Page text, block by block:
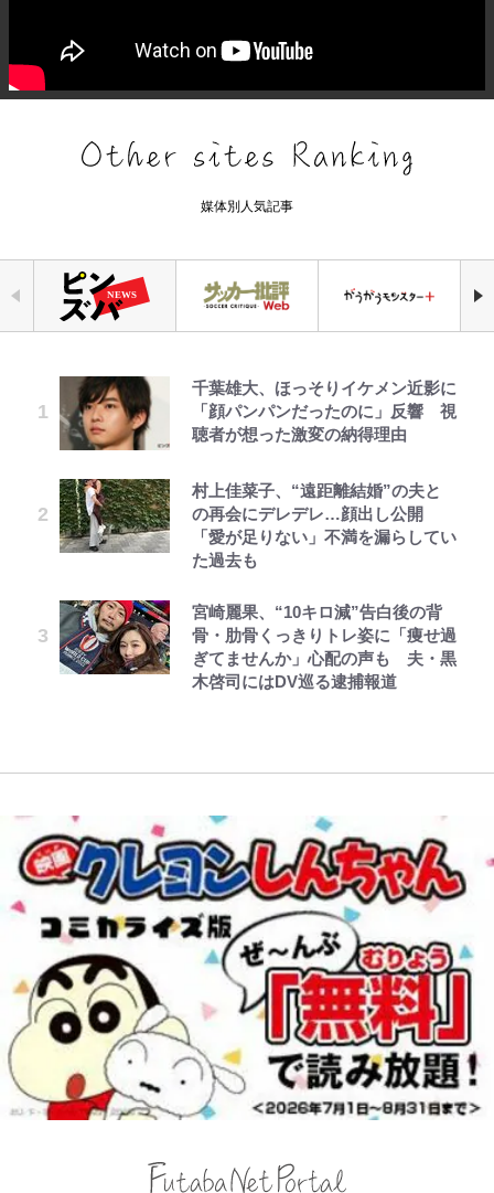
媒体別人気記事
千葉雄大、ほっそりイケメン近影に
「顔パンパンだったのに」反響 視
聴者が想った激変の納得理由
村上佳菜子、“遠距離結婚”の夫と
の再会にデレデレ…顔出し公開
「愛が足りない」不満を漏らしてい
た過去も
宮崎麗果、“10キロ減”告白後の背
骨・肋骨くっきりトレ姿に「痩せ過
ぎてませんか」心配の声も 夫・黒
木啓司にはDV巡る逮捕報道
｢なんじゃこりゃあああ！｣本田圭
佑の古巣ミラン、漆黒×蛍光レッド
の超絶クールな新サードユニに世界
ゃかっけえわ｣
｢最後の1枚…ワルぃゎ〜｣鈴木優磨
が激勝翌日に写真12枚投稿→渾身
1枚までの壮大なフリ｣｢知念くんの
ことどんだけ好きなんよｗ｣
｢知念さんを煽ってたのと同じ
儀正しいイケメンやな」
公式-ヒロインが来る前に妊娠しま
した~詰んだはずの悪役令嬢です
が、どうやら違うようです~ 第1話
公式-聖女じゃないと追放されたの
で、もふもふ従者(聖獣)とおにぎり
を握る 第53話(1)
辺境ライフ ~中年男が回復スキルに
覚醒して、英雄へ成り上がる~ 第82
話(1)
「自分の絵ごと、このジャンルはそ
ろそろ終わりかな」江口寿史が炎上
を経て樋口毅宏に語ったこと
1万円超えも「納得のクオリティ」
『この素晴らしい世界に祝福を！』
10万針以上の密度で再現された“め
ぐみん刺繍ワークシャツ”にファン
映画『ちいかわ』入場者特典「第２
弾」がスタート！まさかの人気アイ
テムに称賛続々「豪華すぎる！」
荒々しい「火山帯」の一端にいるこ
とを体感！ 登頂約10分でも大迫力
「吾妻小富士」火口を1周する「1
ポ【福島県福島市】
【知ってる？「日本本土四極踏破証
明書」】広島から本州4島の最南端
外な結果！「車中泊レポート」
「電気風呂の数は全国一」温泉じゃ
ないのに大満足！ 上高地帰りに寄
えびめしの流儀
オラの引越し物語 サボテン大襲撃
錦織一清の写真集はなぜ私服なの
か…高級ブランドをやめ等身大の自
分を表現する現在「ちゃんとおじい
「のりの芝居は観たいと」藤原紀香
が明かす夫・片岡愛之助との関係
性…互いに一番のお客さんで刺激を
江口洋介の人生最大のCHANGEは
「ファミリーができたこと」時には
30人で…江口流“普通の”子育てメ
空の轍と大地の雲と 第1回
第3回 出版までの道のり・その2
著